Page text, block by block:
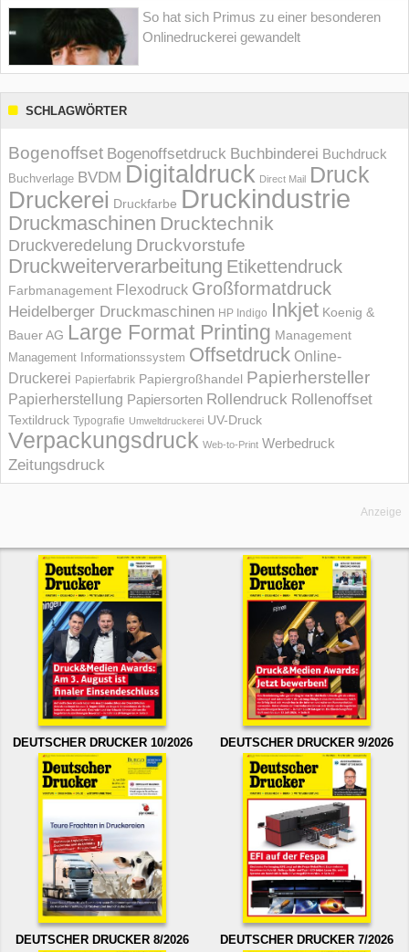
So hat sich Primus zu einer besonderen
Onlinedruckerei gewandelt
SCHLAGWÖRTER
Bogenoffset Bogenoffsetdruck Buchbinderei Buchdruck
Buchverlage BVDM Digitaldruck Direct Mail Druck
Druckerei Druckfarbe Druckindustrie
Druckmaschinen Drucktechnik
Druckveredelung Druckvorstufe
Druckweiterverarbeitung Etikettendruck
Farbmanagement Flexodruck Großformatdruck
Heidelberger Druckmaschinen HP Indigo Inkjet Koenig &
Bauer AG Large Format Printing Management
Management Informations­system Offsetdruck Online-
Druckerei Papierfabrik Papiergroßhandel Papierhersteller
Papierherstellung Papiersorten Rollendruck Rollenoffset
Textildruck Typografie Umweltdruckerei UV-Druck
Verpackungsdruck Web-to-Print Werbedruck
Zeitungsdruck
Anzeige
DEUTSCHER DRUCKER 10/2026 DEUTSCHER DRUCKER 9/2026
DEUTSCHER DRUCKER 8/2026 DEUTSCHER DRUCKER 7/2026